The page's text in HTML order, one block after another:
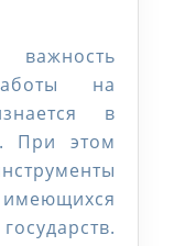
на
в
При этом